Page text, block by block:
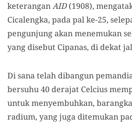
keteranganAID(1908),
Cicalengka, pada pal ke-25,
pengunjung akan menemukan
yang disebut Cipanas, di dekat
Di sana telah dibangun
bersuhu 40 derajat Celcius
untuk menyembuhkan,
radium, yang juga ditemukan